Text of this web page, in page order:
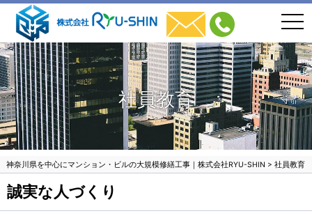
社員教育
神奈川県を中心にマンション・ビルの大規模修繕工事｜株式会社RYU-SHIN > 社員教育
誠実な人づくり